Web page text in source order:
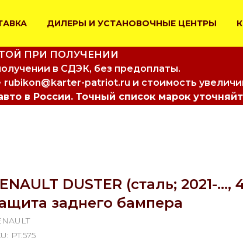
ДИЛЕРЫ И УСТАНОВОЧНЫЕ ЦЕНТРЫ
ПРИ ПОЛУЧЕНИИ
в СДЭК, без предоплаты.
rubikon@karter-patriot.ru и стоимость
в России. Точный список марок
DUSTER (сталь; 2021-...,
заднего бампера
PT.575